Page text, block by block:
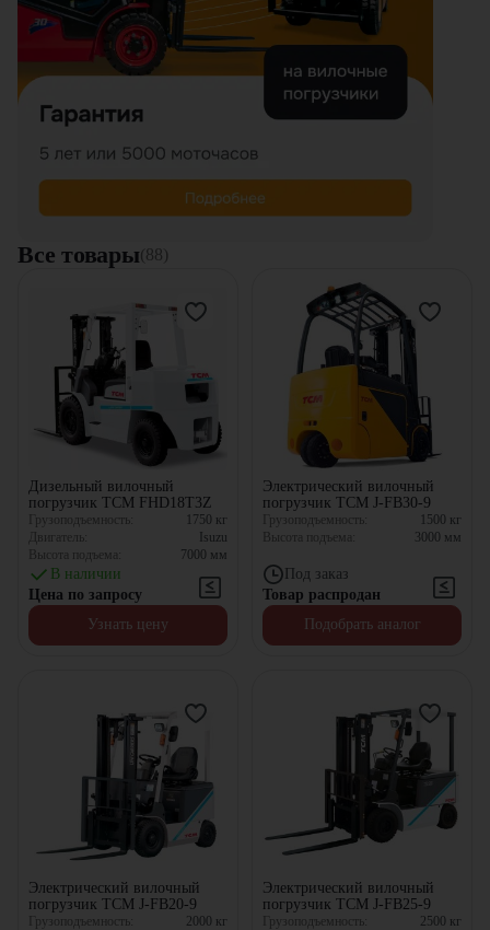
Все товары(88)
Дизельный вилочный
погрузчик TCM FHD18T3Z
Грузоподъемность: 1750 кг
Двигатель:
Isuzu
Высота подъема:
7000 мм
В наличии
Цена по запросу
Узнать цену
Электрический вилочный
погрузчик TCM J-FB30-9
Грузоподъемность: 1500 кг
Высота подъема:
3000 мм
Под заказ
Товар распродан
Подобрать аналог
Электрический вилочный
погрузчик TCM J-FB20-9
Грузоподъемность: 2000 кг
Электрический вилочный
погрузчик TCM J-FB25-9
Грузоподъемность: 2500 кг